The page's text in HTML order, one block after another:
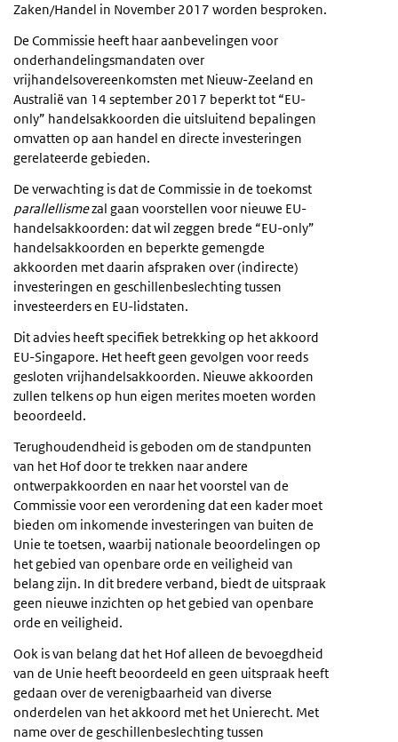
Zaken/Handel in November 2017 worden besproken.
De Commissie heeft haar aanbevelingen voor
onderhandelingsmandaten over
vrijhandelsovereenkomsten met Nieuw-Zeeland en
Australië van 14 september 2017 beperkt tot “EU-
only” handelsakkoorden die uitsluitend bepalingen
omvatten op aan handel en directe investeringen
gerelateerde gebieden.
De verwachting is dat de Commissie in de toekomst
parallellismezal gaan voorstellen voor nieuwe EU-
handelsakkoorden: dat wil zeggen brede “EU-only”
handelsakkoorden en beperkte gemengde
akkoorden met daarin afspraken over (indirecte)
investeringen en geschillenbeslechting tussen
investeerders en EU-lidstaten.
Dit advies heeft specifiek betrekking op het akkoord
EU-Singapore. Het heeft geen gevolgen voor reeds
gesloten vrijhandelsakkoorden. Nieuwe akkoorden
zullen telkens op hun eigen merites moeten worden
beoordeeld.
Terughoudendheid is geboden om de standpunten
van het Hof door te trekken naar andere
ontwerpakkoorden en naar het voorstel van de
Commissie voor een verordening dat een kader moet
bieden om inkomende investeringen van buiten de
Unie te toetsen, waarbij nationale beoordelingen op
het gebied van openbare orde en veiligheid van
belang zijn. In dit bredere verband, biedt de uitspraak
geen nieuwe inzichten op het gebied van openbare
orde en veiligheid.
Ook is van belang dat het Hof alleen de bevoegdheid
van de Unie heeft beoordeeld en geen uitspraak heeft
gedaan over de verenigbaarheid van diverse
onderdelen van het akkoord met het Unierecht. Met
name over de geschillenbeslechting tussen